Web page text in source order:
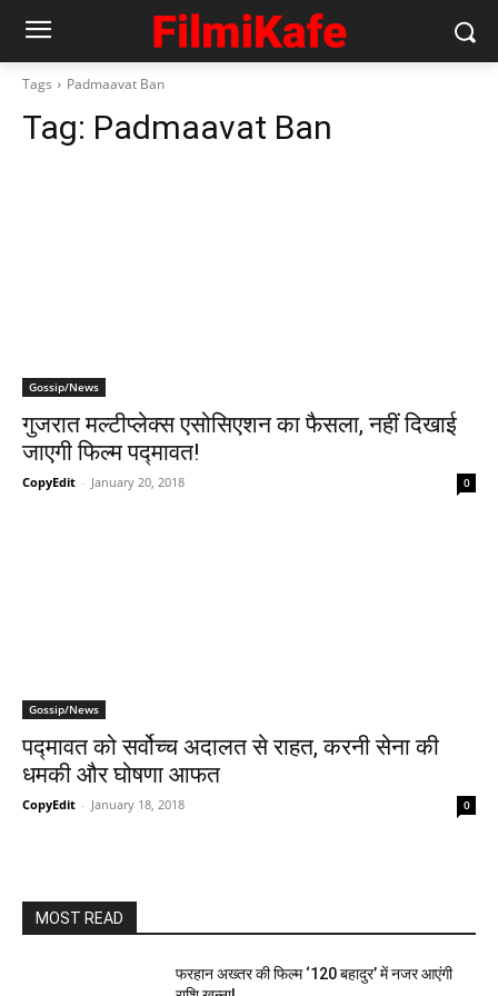
Tags Padmaavat Ban
Tag: Padmaavat Ban
Gossip/News
गुजरात मल्टीप्लेक्स एसोसिएशन का फैसला, नहीं दिखाई
जाएगी फिल्म पद्मावत!
CopyEdit - January 20, 2018 0
Gossip/News
पद्मावत को सर्वोच्च अदालत से राहत, करनी सेना की
धमकी और घोषणा आफत
CopyEdit - January 18, 2018 0
MOST READ
फरहान अख्तर की फिल्म ‘120 बहादुर’ में नजर आएंगी